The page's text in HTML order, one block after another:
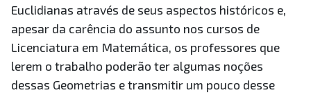
Euclidianas através de seus aspectos históricos e,
apesar da carência do assunto nos cursos de
Licenciatura em Matemática, os professores que
lerem o trabalho poderão ter algumas noções
dessas Geometrias e transmitir um pouco desse